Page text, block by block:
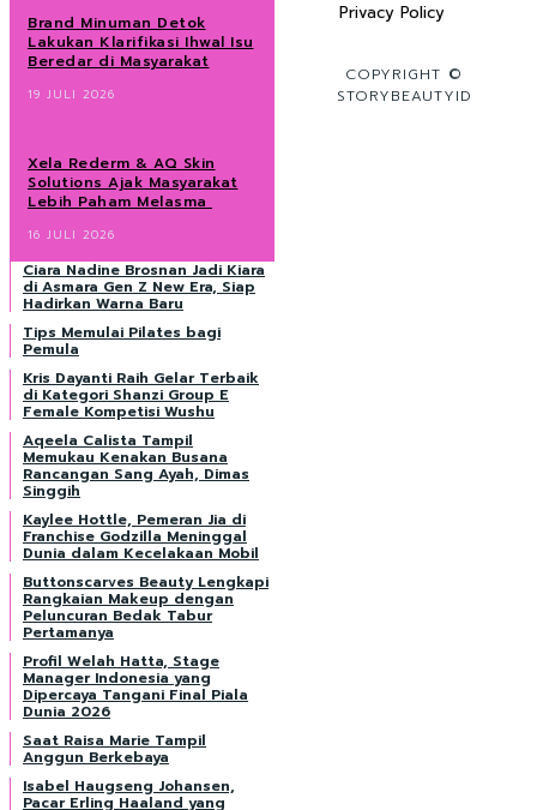
Brand Minuman Detok
Lakukan Klarifikasi Ihwal Isu
Beredar di Masyarakat
19 JULI 2026
Xela Rederm & AQ Skin
Solutions Ajak Masyarakat
Lebih Paham Melasma
16 JULI 2026
Ciara Nadine Brosnan Jadi Kiara
di Asmara Gen Z New Era, Siap
Hadirkan Warna Baru
Tips Memulai Pilates bagi
Pemula
Kris Dayanti Raih Gelar Terbaik
di Kategori Shanzi Group E
Female Kompetisi Wushu
Aqeela Calista Tampil
Memukau Kenakan Busana
Rancangan Sang Ayah, Dimas
Singgih
Kaylee Hottle, Pemeran Jia di
Franchise Godzilla Meninggal
Dunia dalam Kecelakaan Mobil
Buttonscarves Beauty Lengkapi
Rangkaian Makeup dengan
Peluncuran Bedak Tabur
Pertamanya
Profil Welah Hatta, Stage
Manager Indonesia yang
Dipercaya Tangani Final Piala
Dunia 2026
Saat Raisa Marie Tampil
Anggun Berkebaya
Isabel Haugseng Johansen,
Pacar Erling Haaland yang
Privacy Policy
COPYRIGHT ©
STORYBEAUTYID